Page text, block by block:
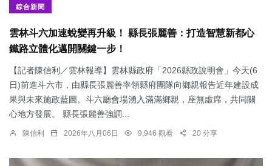
綜合新聞
雲林斗六加速蛻變再升級！ 縣長張麗善：打造智慧新都心
鐵路立體化邁開關鍵一步！
【記者陳信利／雲林報導】雲林縣政府「2026縣政說明會」今天(6
日)前進斗六市，由縣長張麗善率領縣府團隊向鄉親報告近年建設成
果與未來施政藍圖。斗六廳會場湧入滿滿鄉親，座無虛席，共同關
心地方發展。 縣長張麗善強調...
陳信利 2026年八月06日 9,946 觀看 20 分享